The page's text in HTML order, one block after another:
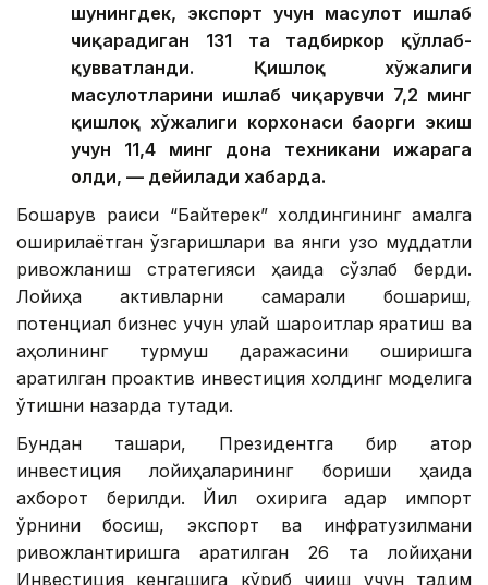
шунингдек, экспорт учун маҳсулот ишлаб
чиқарадиган 131 та тадбиркор қўллаб-
қувватланди. Қишлоқ хўжалиги
маҳсулотларини ишлаб чиқарувчи 7,2 минг
қишлоқ хўжалиги корхонаси баҳорги экиш
учун 11,4 минг дона техникани ижарага
олди, — дейилади хабарда.
Бошқарув раиси “Байтерек” холдингининг амалга
оширилаётган ўзгаришлари ва янги узоқ муддатли
ривожланиш стратегияси ҳақида сўзлаб берди.
Лойиҳа активларни самарали бошқариш,
потенциал бизнес учун қулай шароитлар яратиш ва
аҳолининг турмуш даражасини оширишга
қаратилган проактив инвестиция холдинг моделига
ўтишни назарда тутади.
Бундан ташқари, Президентга бир қатор
инвестиция лойиҳаларининг бориши ҳақида
ахборот берилди. Йил охирига қадар импорт
ўрнини босиш, экспорт ва инфратузилмани
ривожлантиришга қаратилган 26 та лойиҳани
Инвестиция кенгашига кўриб чиқиш учун тақдим